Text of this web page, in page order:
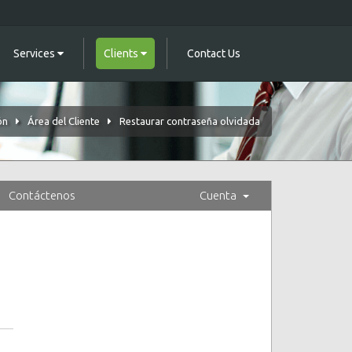
Services Clients Contact Us
Área del Cliente Restaurar contraseña olvidada
Contáctenos Cuenta